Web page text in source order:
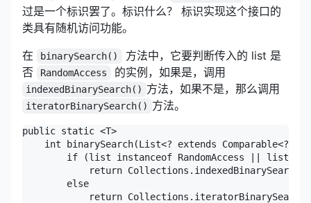
过是一个标识罢了。标识什么？ 标识实现这个接口的
类具有随机访问功能。
在
binarySearch()
方法中，它要判断传入的 list 是
否
RandomAccess 的实例，如果是，调用
indexedBinarySearch() 方法，如果不是，那么调用
iteratorBinarySearch() 方法。
public static <T>
int binarySearch(List<? extends Comparable<?
if (list instanceof RandomAccess ||
return
        else
return